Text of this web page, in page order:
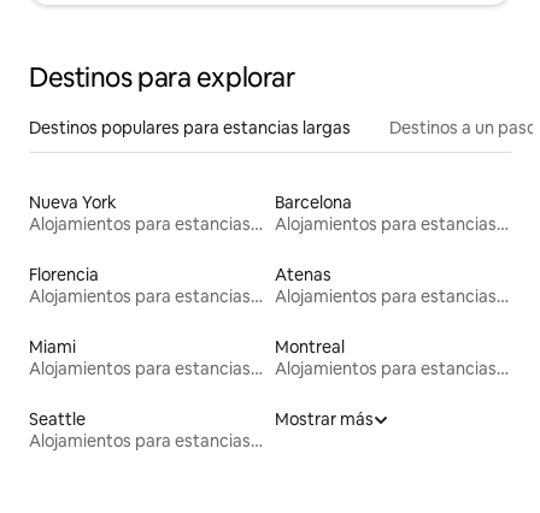
Destinos para explorar
Destinos populares para estancias largas Destinos a un
Nueva York
Alojamientos para estancias largas
Barcelona
Alojamientos para estancias largas
Florencia
Alojamientos para estancias largas
Atenas
Alojamientos para estancias largas
Miami
Alojamientos para estancias largas
Montreal
Alojamientos para estancias largas
Seattle
Alojamientos para estancias largas
Mostrar más